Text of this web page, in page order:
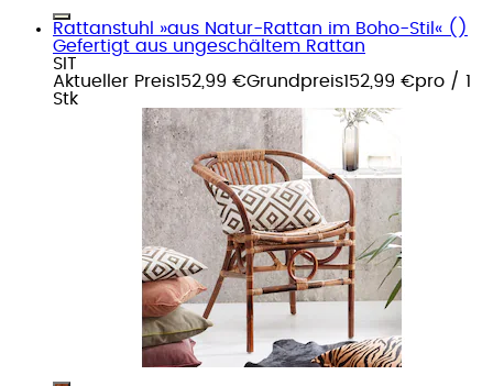
Rattanstuhl »aus Natur-Rattan im Boho-Stil« ()
Gefertigt aus ungeschältem Rattan
SIT
Aktueller Preis152,99 €Grundpreis152,99 €pro / 1
Stk